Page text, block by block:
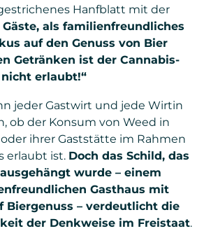
Hanfblatt mit der
Gäste, als familienfreundliches
auf den Genuss von Bier
Getränken ist der Cannabis-
erlaubt!“
jeder Gastwirt und jede Wirtin
ob der Konsum von Weed in
ihrer Gaststätte im Rahmen
erlaubt ist. Doch das Schild, das
wurde – einem
Gasthaus mit
Biergenuss – verdeutlicht die
der Denkweise im Freistaat.